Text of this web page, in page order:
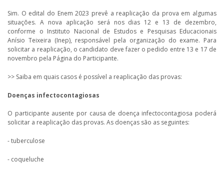
Sim. O edital do Enem 2023 prevê a reaplicação da prova em algumas
situações. A nova aplicação será nos dias 12 e 13 de dezembro,
conforme o Instituto Nacional de Estudos e Pesquisas Educacionais
Anísio Teixeira (Inep), responsável pela organização do exame. Para
solicitar a reaplicação, o candidato deve fazer o pedido entre 13 e 17 de
novembro pela Página do Participante.
>> Saiba em quais casos é possível a reaplicação das provas:
Doenças infectocontagiosas
O participante ausente por causa de doença infectocontagiosa poderá
solicitar a reaplicação das provas. As doenças são as seguintes:
- tuberculose
- coqueluche